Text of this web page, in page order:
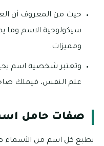
حيث من المعروف أن
سيكولوجية الاسم
ومميزات.
وتعتبر شخصية اسم
علم النفس، فيملك
صفات حامل
يطبع كل اسم من الأسماء